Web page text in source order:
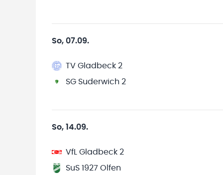
So, 07.09.
TV Gladbeck 2
SG Suderwich 2
So, 14.09.
VfL Gladbeck 2
SuS 1927 Olfen